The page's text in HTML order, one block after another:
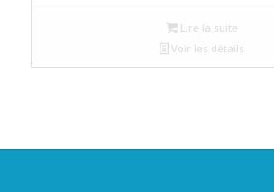
Lire la suite
Voir les détails